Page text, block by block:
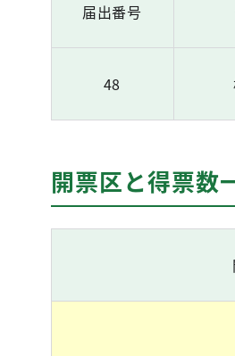
届出番号
48
開票区と得票数